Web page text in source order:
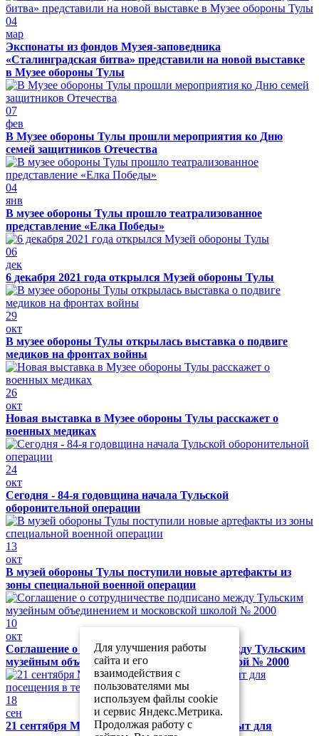
04
мар
Экспонаты из фондов Музея-заповедника
«Сталинградская битва» представили на новой выставке
в Музее обороны Тулы
07
фев
В Музее обороны Тулы прошли мероприятия ко Дню
семей защитников Отечества
04
янв
В музее обороны Тулы прошло театрализованное
представление «Елка Победы»
06
дек
6 декабря 2021 года открылся Музей обороны Тулы
29
окт
В музее обороны Тулы открылась выставка о подвиге
медиков на фронтах войны
26
окт
Новая выставка в Музее обороны Тулы расскажет о
военных медиках
24
окт
Сегодня - 84-я годовщина начала Тульской
оборонительной операции
13
окт
В музей обороны Тулы поступили новые артефакты из
зоны специальной военной операции
10
окт
Соглашение о сотрудничестве подписано между Тульским
музейным объединением и московской школой № 2000
18
сен
21 сентября Музей обороны Тулы будет закрыт для
Для улучшения работы
сайта и его
взаимодействия с
пользователями мы
используем файлы cookie
и сервис Яндекс.Метрика.
Продолжая работу с